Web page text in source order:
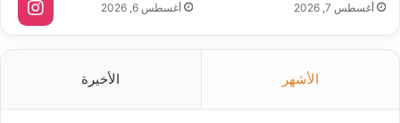
أغسطس 7, 2026 أغسطس 6, 2026
الأشهر الأخيرة